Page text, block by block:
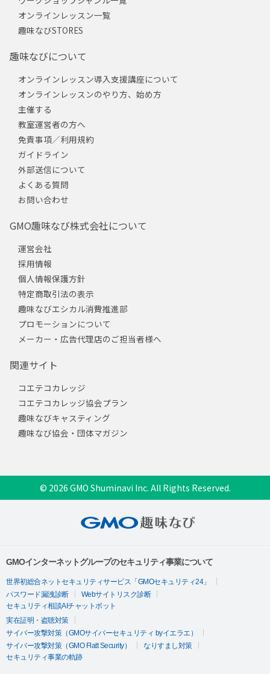
オンラインレッスン一覧
趣味なびSTORES
趣味なびについて
オンラインレッスン導入支援講座について
オンラインレッスンのやり方、始め方
主催する
教室運営者の方へ
免責事項／利用規約
ガイドライン
外部送信について
よくある質問
お問い合わせ
GMO趣味なび株式会社について
運営会社
採用情報
個人情報保護方針
特定商取引法の表示
趣味なびエシカル消費推進部
プロモーションについて
メーカー・広告代理店のご担当者様へ
関連サイト
コエテコカレッジ
コエテコカレッジ協会プラン
趣味なびキャスティング
趣味なび協会・団体マガジン
© 2026 GMO Shuminavi Inc. All Rights Reserved.